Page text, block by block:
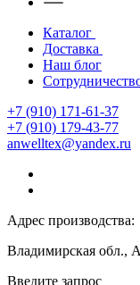
Каталог
Доставка
Наш блог
+7 (910) 171-61-37
+7 (910) 179-43-77
anwelltex@yandex.ru
Адрес производства:
Владимирская обл.,
Введите запрос